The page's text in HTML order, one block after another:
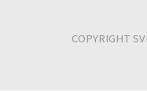
COPYRIGHT